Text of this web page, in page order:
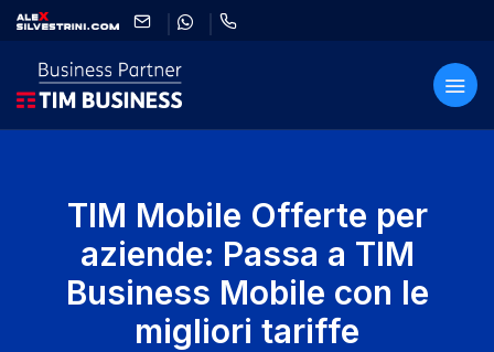
TIM Mobile Offerte per
aziende: Passa a TIM
Business Mobile con le
migliori tariffe